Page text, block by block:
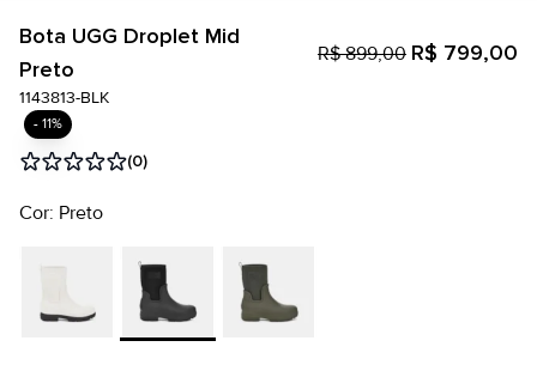
Bota UGG Droplet Mid
Preto
R$ 899,00 R$ 799,00
1143813-BLK
- 11%
(0)
Cor: Preto